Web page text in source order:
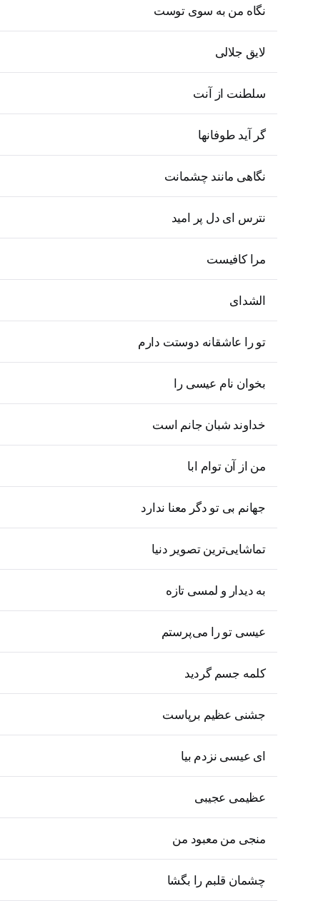
نگاه من به سوی توست
لایق جلالی
سلطنت از آنت
گر آید طوفانها
نگاهی مانند چشمانت
نترس ای دل پر امید
مرا کافیست
الشدای
تو را عاشقانه دوستت دارم
بخوان نام عیسی را
خداوند شبان جانم است
من از آن توام ابا
جهانم بی تو دگر معنا ندارد
تماشایی‌ترین تصویر دنیا
به دیدار و لمسی تازه
عیسی تو را می‌پرستم
کلمه جسم گردید
جشنی عظیم برپاست
ای عیسی نزدم بیا
عظیمی عجیبی
منجی من معبود من
چشمان قلبم را بگشا